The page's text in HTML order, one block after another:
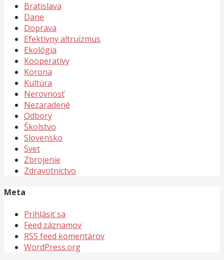
Bratislava
Dane
Doprava
Efektivny altruizmus
Ekológia
Kooperatívy
Korona
Kultúra
Nerovnosť
Nezaradené
Odbory
Školstvo
Slovensko
Svet
Zbrojenie
Zdravotníctvo
Meta
Prihlásiť sa
Feed záznamov
RSS feed komentárov
WordPress.org